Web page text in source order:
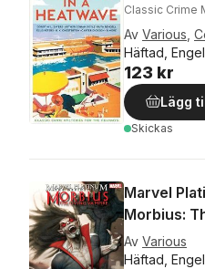
Classic Crime
Av Various
Häftad,
123 kr
Lägg
Skickas
Marvel
Morbius:
Av Various
Häftad,